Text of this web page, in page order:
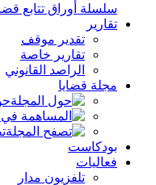
سلسلة أوراق تتابع
تقارير
تقدير موقف
تقارير خاصة
الراصد القانوني
مجلة قضايا
بودكاست
فعاليات
تلفزيون مدار